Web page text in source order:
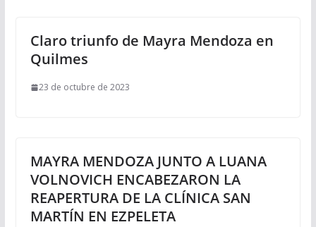
Claro triunfo de Mayra Mendoza en
Quilmes
23 de octubre de 2023
MAYRA MENDOZA JUNTO A LUANA
VOLNOVICH ENCABEZARON LA
REAPERTURA DE LA CLÍNICA SAN
MARTÍN EN EZPELETA